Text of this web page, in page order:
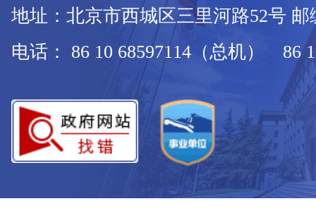
地址：北京市西城区三里河路52号 邮
电话： 86 10 68597114（总机） 86